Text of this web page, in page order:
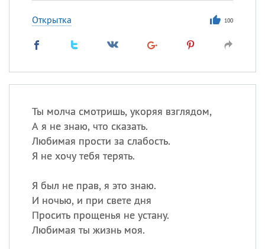
Открытка 100
Ты молча смотришь, укоряя взглядом,
А я не знаю, что сказать.
Любимая прости за слабость.
Я не хочу тебя терять.
Я был не прав, я это знаю.
И ночью, и при свете дня
Просить прощенья не устану.
Любимая ты жизнь моя.